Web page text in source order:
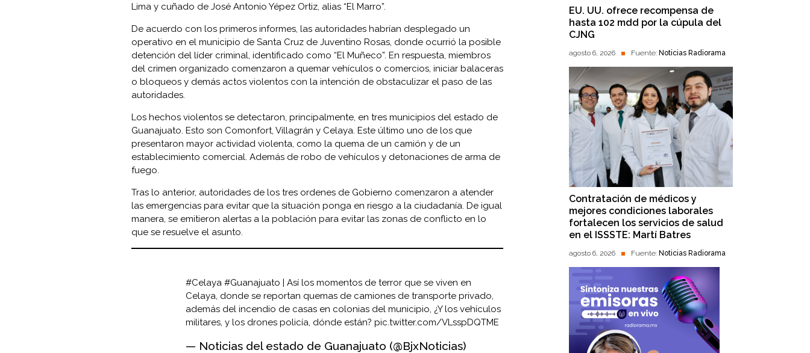
Lima y cuñado de José Antonio Yépez Ortiz, alias “El Marro”.
De acuerdo con los primeros informes, las autoridades habrían desplegado un
operativo en el municipio de Santa Cruz de Juventino Rosas, donde ocurrió la posible
detención del líder criminal, identificado como “El Muñeco”. En respuesta, miembros
del crimen organizado comenzaron a quemar vehículos o comercios, iniciar balaceras
o bloqueos y demás actos violentos con la intención de obstaculizar el paso de las
autoridades.
Los hechos violentos se detectaron, principalmente, en tres municipios del estado de
Guanajuato. Esto son Comonfort, Villagrán y Celaya. Este último uno de los que
presentaron mayor actividad violenta, como la quema de un camión y de un
establecimiento comercial. Además de robo de vehículos y detonaciones de arma de
fuego.
Tras lo anterior, autoridades de los tres ordenes de Gobierno comenzaron a atender
las emergencias para evitar que la situación ponga en riesgo a la ciudadanía. De igual
manera, se emitieron alertas a la población para evitar las zonas de conflicto en lo
que se resuelve el asunto.
#Celaya #Guanajuato | Así los momentos de terror que se viven en
Celaya, donde se reportan quemas de camiones de transporte privado,
además del incendio de casas en colonias del municipio, ¿Y los vehículos
militares, y los drones policía, dónde están? pic.twitter.com/VLsspDQTME
— Noticias del estado de Guanajuato (@BjxNoticias)
EU. UU. ofrece recompensa de
hasta 102 mdd por la cúpula del
CJNG
agosto 6, 2026 Fuente: Noticias Radiorama
Contratación de médicos y
mejores condiciones laborales
fortalecen los servicios de salud
en el ISSSTE: Martí Batres
agosto 6, 2026 Fuente: Noticias Radiorama